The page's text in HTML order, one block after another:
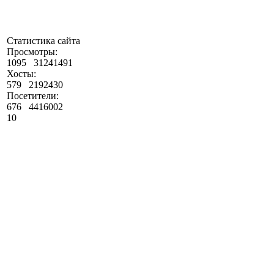
Статистика сайта
Просмотры:
1095
31241491
Хосты:
579
2192430
Посетители:
676
4416002
10